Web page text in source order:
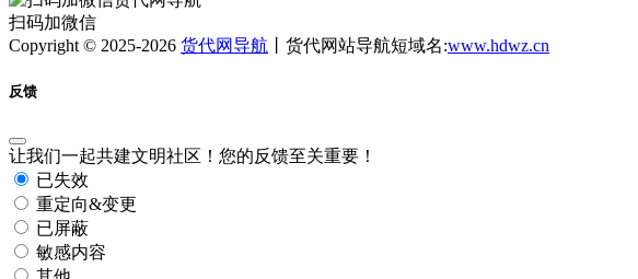
扫码加微信
Copyright © 2025-2026 货代网导航 丨货代网站导航短域名:www.hdwz.cn
反馈
让我们一起共建文明社区！您的反馈至关重要！
已失效
重定向&变更
已屏蔽
敏感内容